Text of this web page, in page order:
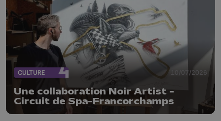
CULTURE 10/07/2026
Une collaboration Noir Artist -
Circuit de Spa-Francorchamps